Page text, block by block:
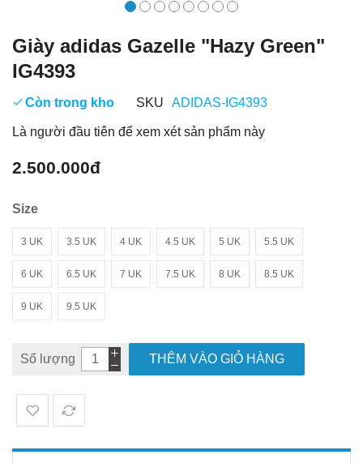
Giày adidas Gazelle "Hazy Green"
IG4393
Còn trong kho SKU ADIDAS-IG4393
Là người đầu tiên để xem xét sản phẩm này
2.500.000đ
Size
3 UK 3.5 UK 4 UK 4.5 UK 5 UK 5.5 UK
6 UK 6.5 UK 7 UK 7.5 UK 8 UK 8.5 UK
9 UK 9.5 UK
Số lượng THÊM VÀO GIỎ HÀNG